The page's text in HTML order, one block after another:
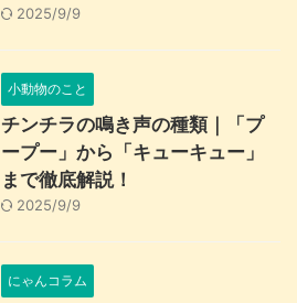
2025/9/9
小動物のこと
チンチラの鳴き声の種類｜「プ
ープー」から「キューキュー」
まで徹底解説！
2025/9/9
にゃんコラム